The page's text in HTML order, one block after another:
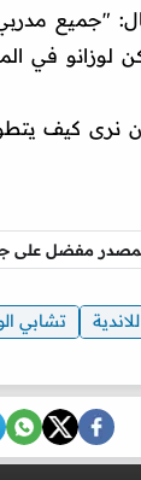
قال: "جميع
لوزانو في
أن نرى كيف
كمصدر مفضل على
تشابي